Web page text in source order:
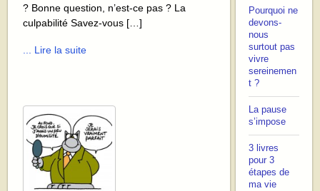
? Bonne question, n’est-ce pas ? La
culpabilité Savez-vous […]
... Lire la suite
Pourquoi ne
devons-
nous
surtout pas
vivre
sereinemen
t ?
La pause
s’impose
3 livres
pour 3
étapes de
ma vie